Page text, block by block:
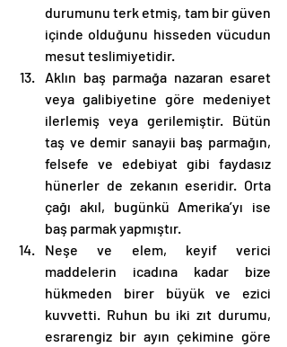
durumunu terk etmiş, tam bir güven
içinde olduğunu hisseden vücudun
mesut teslimiyetidir.
Aklın baş parmağa nazaran esaret
veya galibiyetine göre medeniyet
ilerlemiş veya gerilemiştir. Bütün
taş ve demir sanayii baş parmağın,
felsefe ve edebiyat gibi faydasız
hünerler de zekanın eseridir. Orta
çağı akıl, bugünkü Amerika’yı ise
baş parmak yapmıştır.
Neşe ve elem, keyif verici
maddelerin icadına kadar bize
hükmeden birer büyük ve ezici
kuvvetti. Ruhun bu iki zıt durumu,
esrarengiz bir ayın çekimine göre